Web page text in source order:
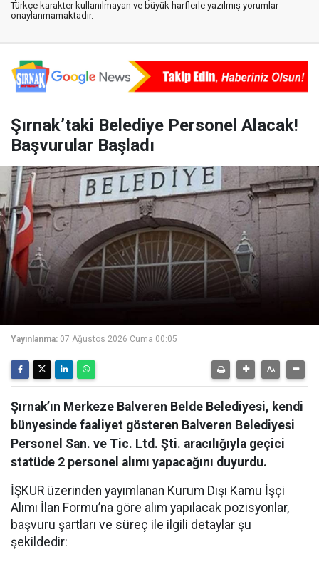
Türkçe karakter kullanılmayan ve büyük harflerle yazılmış yorumlar
onaylanmamaktadır.
Şırnak’taki Belediye Personel Alacak!
Başvurular Başladı
Yayınlanma: 07 Ağustos 2026 Cuma 00:05
Şırnak’ın Merkeze Balveren Belde Belediyesi, kendi
bünyesinde faaliyet gösteren Balveren Belediyesi
Personel San. ve Tic. Ltd. Şti. aracılığıyla geçici
statüde 2 personel alımı yapacağını duyurdu.
İŞKUR üzerinden yayımlanan Kurum Dışı Kamu İşçi
Alımı İlan Formu’na göre alım yapılacak pozisyonlar,
başvuru şartları ve süreç ile ilgili detaylar şu
şekildedir: